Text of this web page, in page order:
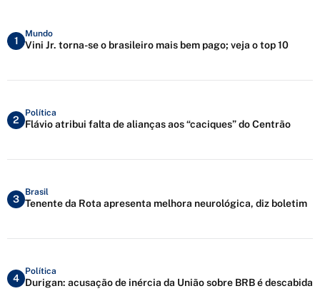
1
Mundo
Vini Jr. torna-se o brasileiro mais bem pago; veja o top 10
2
Política
Flávio atribui falta de alianças aos “caciques” do Centrão
3
Brasil
Tenente da Rota apresenta melhora neurológica, diz boletim
4
Política
Durigan: acusação de inércia da União sobre BRB é descabida